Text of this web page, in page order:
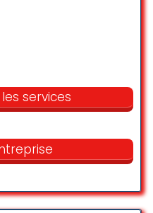
fauteuil roulant
la cause animale, où
place pour le bien-
magnifique et les
pour récolter des
Nikita Delieutraz
services